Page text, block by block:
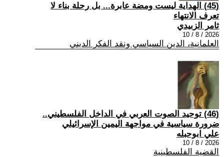
(45) الهداية ليست ومضة عابرة... بل رحلة بناء لا
تعرف الانتهاء
ثامر الزبيدي
2026 / 8 / 10
العلمانية، الدين السياسي ونقد الفكر الديني
(46) توحيد الصوت العربي في الداخل الفلسطيني..
ضرورة سياسية في مواجهة اليمين الإسرائيلي
علي ابوحبله
2026 / 8 / 10
القضية الفلسطينية